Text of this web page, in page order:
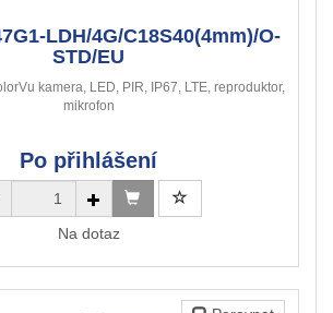
LDH/4G/C18S40(4mm)/O-
STD/EU
kamera, LED, PIR, IP67, LTE, reproduktor,
mikrofon
Po přihlášení
Na dotaz